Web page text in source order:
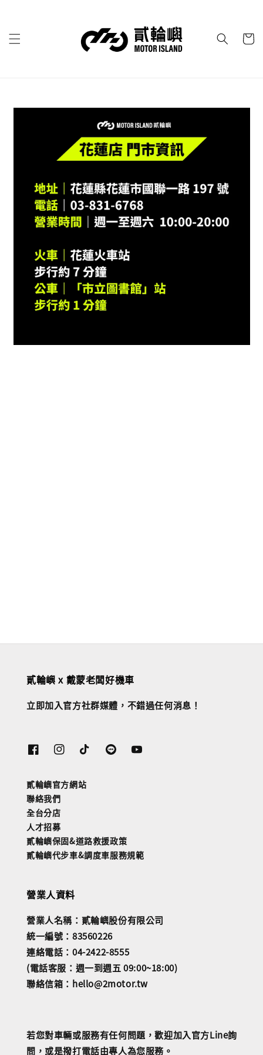
貳輪嶼 x 戴蒙老闆好機車
立即加入官方社群媒體，不錯過任何消息！
貳輪嶼官方網站
聯絡我們
全台分店
人才招募
貳輪嶼保固&道路救援政策
貳輪嶼代步車&調度車服務規範
營業人資料
營業人名稱：貳輪嶼股份有限公司
統一編號：83560226
連絡電話：04-2422-8555
(電話客服：週一到週五 09:00~18:00)
聯絡信箱：hello@2motor.tw
若您對車輛或服務有任何問題，歡迎加入官方Line詢
問，或是撥打電話由專人為您服務。